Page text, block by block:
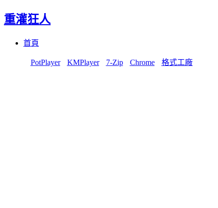
重灌狂人
首頁
PotPlayer KMPlayer 7-Zip Chrome 格式工廠